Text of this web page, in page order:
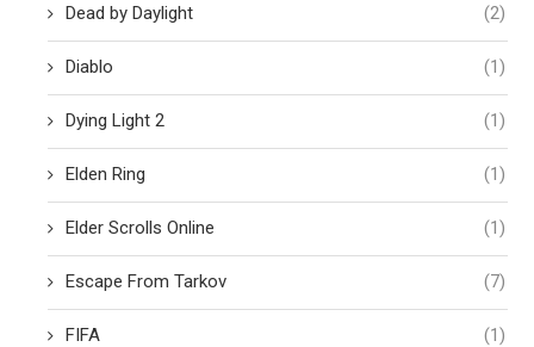
Dead by Daylight (2)
Diablo (1)
Dying Light 2 (1)
Elden Ring (1)
Elder Scrolls Online (1)
Escape From Tarkov (7)
FIFA (1)